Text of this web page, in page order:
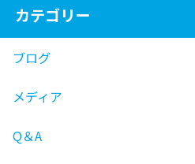
カテゴリー
ブログ
メディア
Q＆A